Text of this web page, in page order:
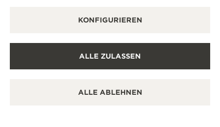
COOKIE-RICHTLINIE
WIDERRUFSFORMULAR
KONFIGURIEREN
ALLE ZULASSEN
ALLE ABLEHNEN